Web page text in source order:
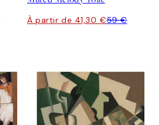
À partir de 41,30 €59 €